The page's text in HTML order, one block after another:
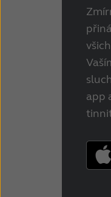
app